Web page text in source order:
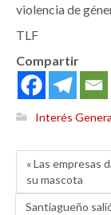
violencia de
TLF
Compartir
Interés
« Las empresas
su mascota
Santiagueño